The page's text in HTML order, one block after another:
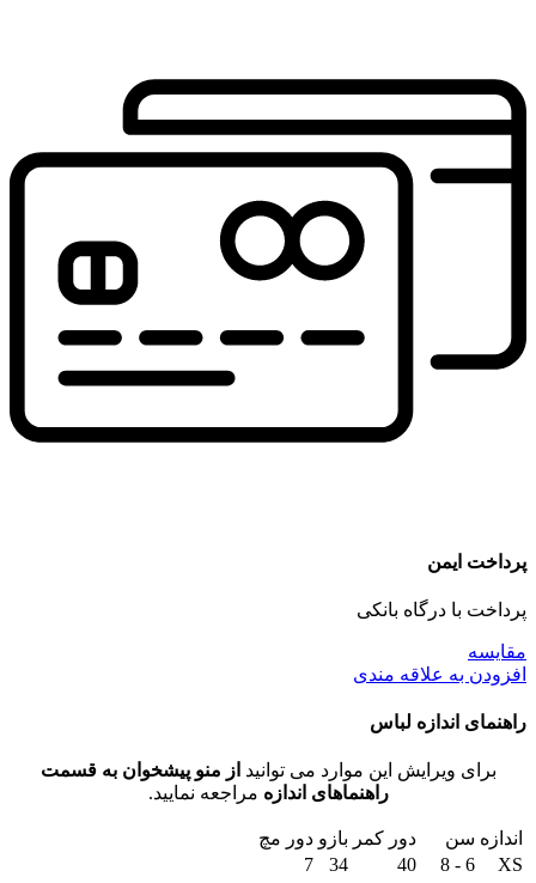
پرداخت ایمن
پرداخت با درگاه بانکی
مقايسه
افزودن به علاقه مندی
راهنمای اندازه لباس
برای ویرایش این موارد می توانید از منو پیشخوان به قسمت
راهنماهای اندازه مراجعه نمایید.
اندازه سن دور کمر بازو دور مچ
XS
6 - 8
40
34
7